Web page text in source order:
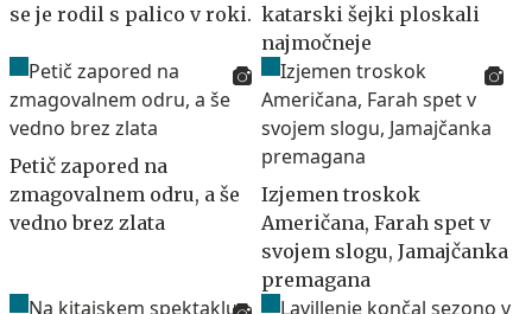
se je rodil s palico v roki. katarski šejki ploskali
najmočneje
Petič zapored na
zmagovalnem odru, a še
vedno brez zlata
Izjemen troskok
Američana, Farah spet v
svojem slogu, Jamajčanka
premagana